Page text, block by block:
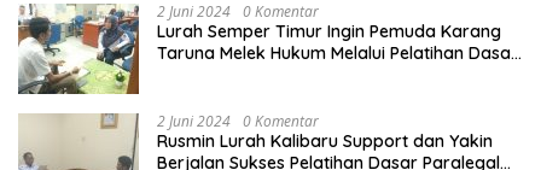
2 Juni 2024 0 Komentar
Lurah Semper Timur Ingin Pemuda Karang
Taruna Melek Hukum Melalui Pelatihan Dasar
2 Juni 2024 0 Komentar
Rusmin Lurah Kalibaru Support dan Yakin
Berjalan Sukses Pelatihan Dasar Paralegal